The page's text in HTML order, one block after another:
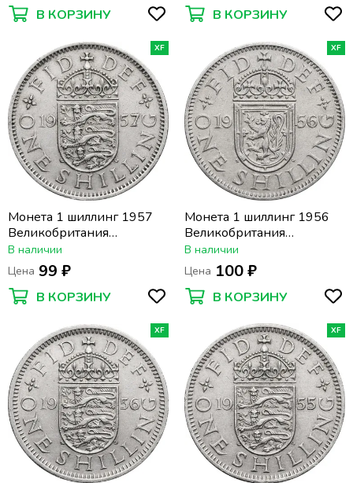
В КОРЗИНУ В КОРЗИНУ
XF
Монета 1 шиллинг 1957
Великобритания
(Английский герб)
В наличии
Цена 99 ₽
В КОРЗИНУ
XF
Монета 1 шиллинг 1956
Великобритания
(Шотландский герб)
В наличии
Цена 100 ₽
В КОРЗИНУ
XF XF